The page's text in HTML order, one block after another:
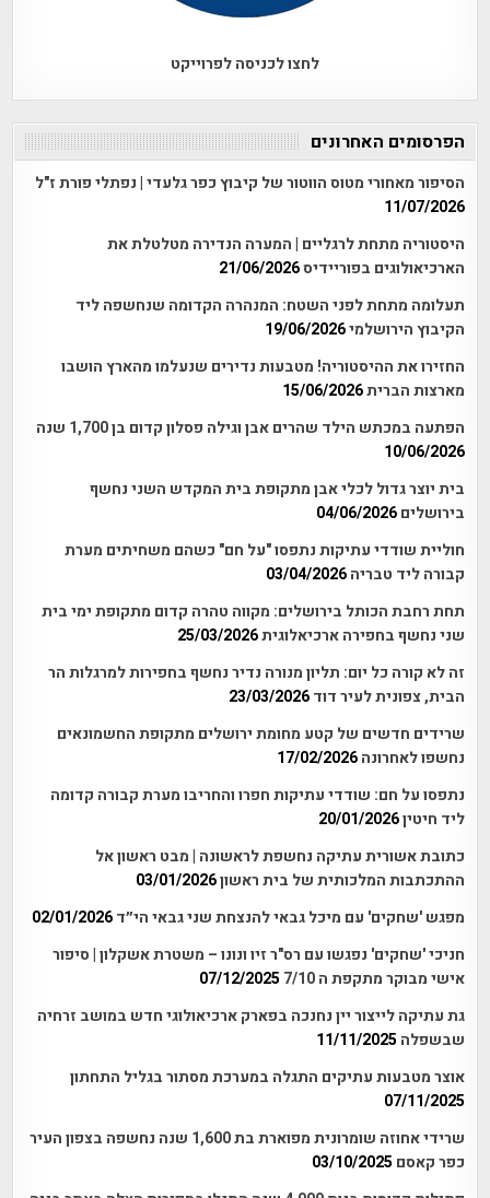
לחצו לכניסה לפרוייקט
הפרסומים האחרונים
הסיפור מאחורי מטוס הווטור של קיבוץ כפר גלעדי | נפתלי פורת ז"ל
11/07/2026
היסטוריה מתחת לרגליים | המערה הנדירה מטלטלת את
הארכיאולוגים בפוריידיס21/06/2026
תעלומה מתחת לפני השטח: המנהרה הקדומה שנחשפה ליד
הקיבוץ הירושלמי19/06/2026
החזירו את ההיסטוריה! מטבעות נדירים שנעלמו מהארץ הושבו
מארצות הברית15/06/2026
הפתעה במכתש הילד שהרים אבן וגילה פסלון קדום בן 1,700 שנה
10/06/2026
בית יוצר גדול לכלי אבן מתקופת בית המקדש השני נחשף
בירושלים 04/06/2026
חוליית שודדי עתיקות נתפסו "על חם" כשהם משחיתים מערת
קבורה ליד טבריה 03/04/2026
תחת רחבת הכותל בירושלים: מקווה טהרה קדום מתקופת ימי בית
שני נחשף בחפירה ארכיאלוגית25/03/2026
זה לא קורה כל יום: תליון מנורה נדיר נחשף בחפירות למרגלות הר
הבית, צפונית לעיר דוד 23/03/2026
שרידים חדשים של קטע מחומת ירושלים מתקופת החשמונאים
נחשפו לאחרונה 17/02/2026
נתפסו על חם: שודדי עתיקות חפרו והחריבו מערת קבורה קדומה
ליד חיטין20/01/2026
כתובת אשורית עתיקה נחשפת לראשונה | מבט ראשון אל
ההתכתבות המלכותית של בית ראשון03/01/2026
מפגש 'שחקים' עם מיכל גבאי להנצחת שני גבאי הי״ד 02/01/2026
חניכי 'שחקים' נפגשו עם רס"ר זיו ונונו – משטרת אשקלון | סיפור
אישי מבוקר מתקפת ה 7/10
07/12/2025
גת עתיקה לייצור יין נחנכה בפארק ארכיאולוגי חדש במושב זרחיה
שבשפלה 11/11/2025
אוצר מטבעות עתיקים התגלה במערכת מסתור בגליל התחתון
07/11/2025
שרידי אחוזה שומרונית מפוארת בת 1,600 שנה נחשפה בצפון העיר
כפר קאסם 03/10/2025